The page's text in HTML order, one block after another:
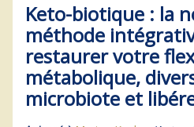
Keto-biotique : la
méthode
restaurer votre
métabolique,
microbiote et